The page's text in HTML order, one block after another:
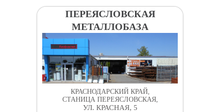
ПЕРЕЯСЛОВСКАЯ
МЕТАЛЛОБАЗА
КРАСНОДАРСКИЙ КРАЙ,
СТАНИЦА ПЕРЕЯСЛОВСКАЯ,
УЛ. КРАСНАЯ, 5